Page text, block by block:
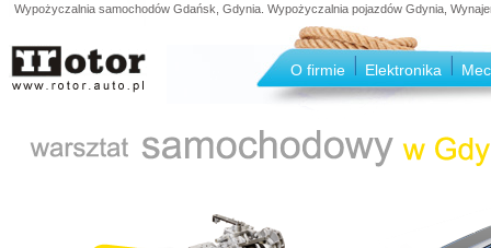
Wypożyczalnia samochodów Gdańsk, Gdynia. Wypożyczalnia pojazdów Gdynia,
O firmie Elektronika